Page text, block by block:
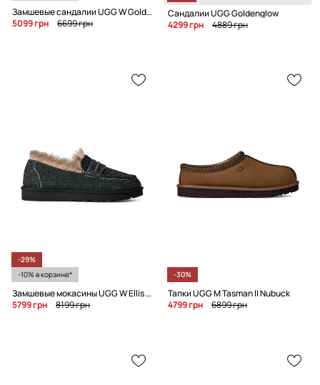
Замшевые сандалии UGG W Goldenstar Gleam
5099 грн
6699 грн
Сандалии UGG Goldenglow
4299 грн
4889 грн
-29%
-10% в корзине*
Замшевые мокасины UGG W Ellis Loafer
5799 грн
8199 грн
-30%
Тапки UGG M Tasman II Nubuck
4799 грн
6899 грн